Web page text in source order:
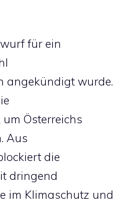
für ein
angekündigt wurde.
Österreichs
Aus
die
dringend
im Klimaschutz und